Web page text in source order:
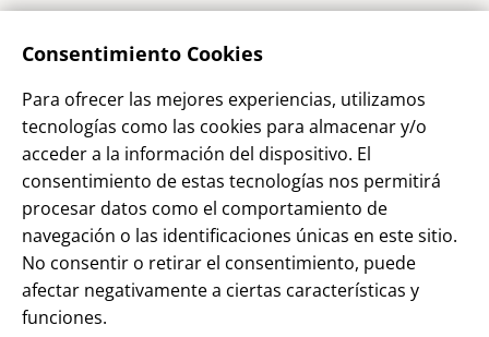
Contacto
Sostenibilidad
Blog
Alta Cliente
Aviso Legal
Términos y Condiciones
Consentimiento Cookies
Para ofrecer las mejores experiencias, utilizamos
tecnologías como las cookies para almacenar y/o
acceder a la información del dispositivo. El
consentimiento de estas tecnologías nos permitirá
procesar datos como el comportamiento de
navegación o las identificaciones únicas en este sitio.
No consentir o retirar el consentimiento, puede
afectar negativamente a ciertas características y
funciones.